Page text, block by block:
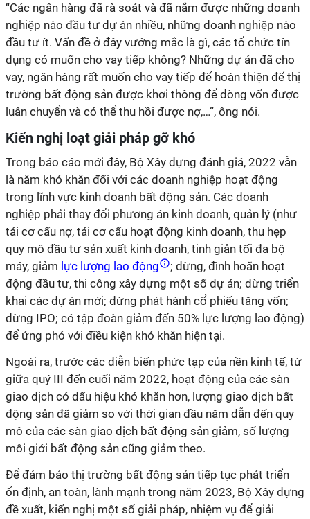
“Các ngân hàng đã rà soát và đã nắm được những doanh
nghiệp nào đầu tư dự án nhiều, những doanh nghiệp nào
đầu tư ít. Vấn đề ở đây vướng mắc là gì, các tổ chức tín
dụng có muốn cho vay tiếp không? Những dự án đã cho
vay, ngân hàng rất muốn cho vay tiếp để hoàn thiện để thị
trường bất động sản được khơi thông để dòng vốn được
luân chuyển và có thể thu hồi được nợ,…”, ông nói.
Kiến nghị loạt giải pháp gỡ khó
Trong báo cáo mới đây, Bộ Xây dựng đánh giá, 2022 vẫn
là năm khó khăn đối với các doanh nghiệp hoạt động
trong lĩnh vực kinh doanh bất động sản. Các doanh
nghiệp phải thay đổi phương án kinh doanh, quản lý (như
tái cơ cấu nợ, tái cơ cấu hoạt động kinh doanh, thu hẹp
quy mô đầu tư sản xuất kinh doanh, tinh giản tối đa bộ
máy, giảm lực lượng lao động
; dừng, đình hoãn hoạt
động đầu tư, thi công xây dựng một số dự án; dừng triển
khai các dự án mới; dừng phát hành cổ phiếu tăng vốn;
dừng IPO; có tập đoàn giảm đến 50% lực lượng lao động)
để ứng phó với điều kiện khó khăn hiện tại.
Ngoài ra, trước các diễn biến phức tạp của nền kinh tế, từ
giữa quý III đến cuối năm 2022, hoạt động của các sàn
giao dịch có dấu hiệu khó khăn hơn, lượng giao dịch bất
động sản đã giảm so với thời gian đầu năm dẫn đến quy
mô của các sàn giao dịch bất động sản giảm, số lượng
môi giới bất động sản cũng giảm theo.
Để đảm bảo thị trường bất động sản tiếp tục phát triển
ổn định, an toàn, lành mạnh trong năm 2023, Bộ Xây dựng
đề xuất, kiến nghị một số giải pháp, nhiệm vụ để giải